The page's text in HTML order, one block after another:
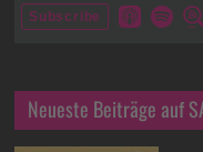
Neueste Beiträge auf